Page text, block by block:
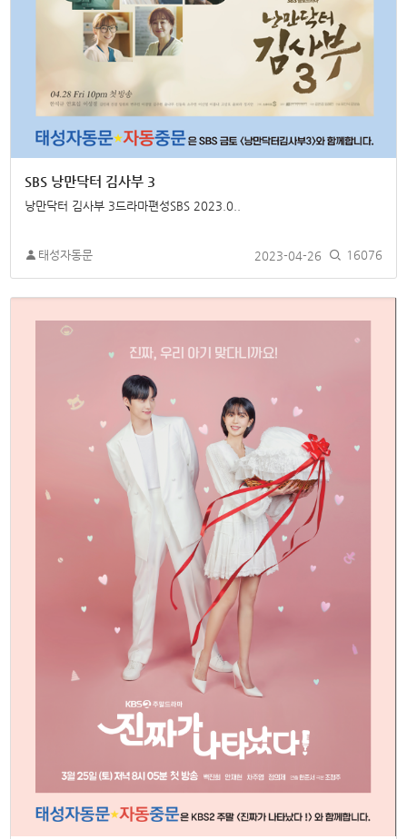
SBS 낭만닥터 김사부 3
낭만닥터 김사부 3드라마편성SBS 2023.0..
태성자동문 2023-04-26 16076